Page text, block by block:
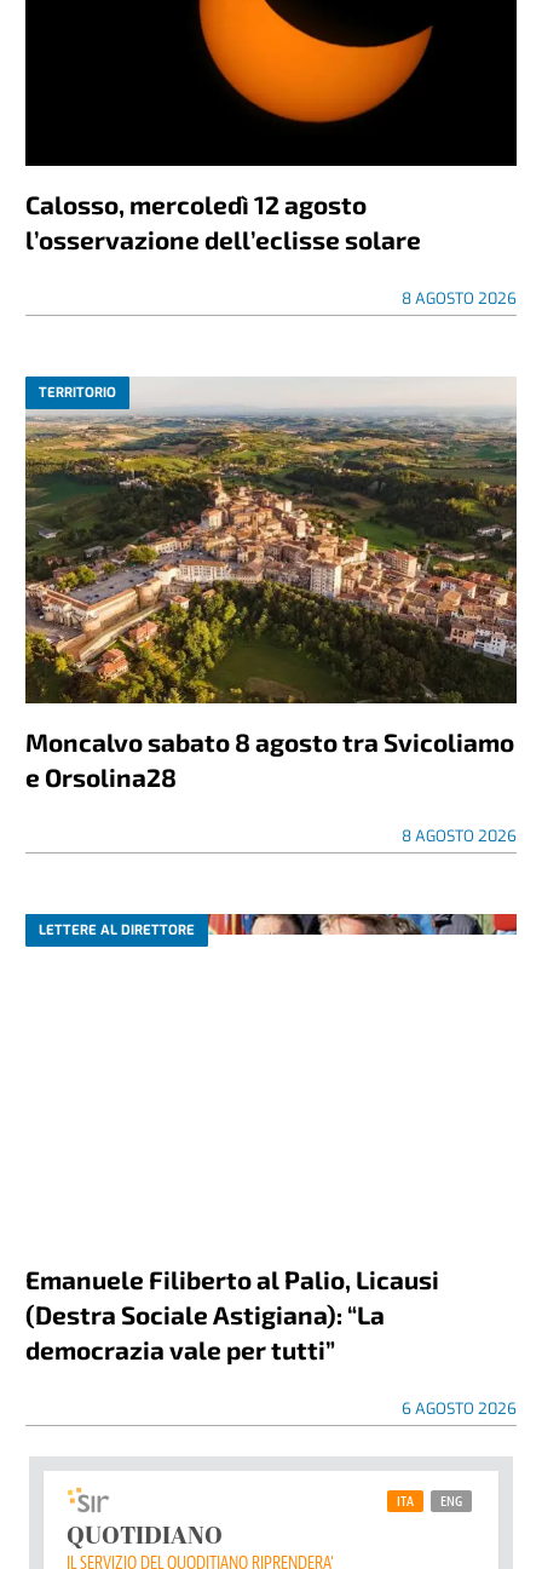
Calosso, mercoledì 12 agosto
l’osservazione dell’eclisse solare
8 AGOSTO 2026
TERRITORIO
Moncalvo sabato 8 agosto tra Svicoliamo
e Orsolina28
8 AGOSTO 2026
LETTERE AL DIRETTORE
Emanuele Filiberto al Palio, Licausi
(Destra Sociale Astigiana): “La
democrazia vale per tutti”
6 AGOSTO 2026